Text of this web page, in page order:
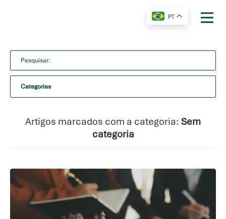
PT
Categorias
Artigos marcados com a categoria: Sem
categoria